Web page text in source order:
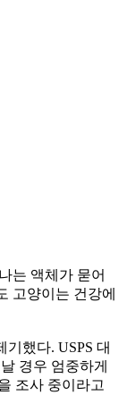
는 액체가 묻어
고양이는 건강에
했다. USPS 대
경우 엄중하게
조사 중이라고